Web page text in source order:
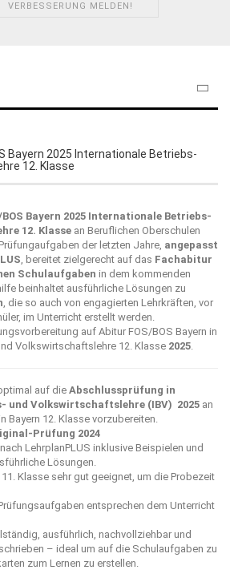
VERBESSERUNG MELDEN!
Bayern 2025 Internationale Betriebs-
12. Klasse
Bayern 2025 Internationale Betriebs-
12. Klasse an Beruflichen Oberschulen
der letzten Jahre, angepasst
, bereitet zielgerecht auf das Fachabitur
Schulaufgaben in dem kommenden
beinhaltet ausführliche Lösungen zu
, die so auch von engagierten Lehrkräften, vor
im Unterricht erstellt werden.
auf Abitur FOS/BOS Bayern in
Volkswirtschaftslehre 12. Klasse 2025.
auf die Abschlussprüfung in
und Volkswirtschaftslehre (IBV) 2025 an
Bayern 12. Klasse vorzubereiten.
Prüfung 2024
nach LehrplanPLUS inklusive Beispielen und
Lösungen.
11. Klasse sehr gut geeignet, um die Probezeit
entsprechen dem Unterricht
ausführlich, nachvollziehbar und
– ideal um auf die Schulaufgaben zu
zum Lernen zu erstellen.